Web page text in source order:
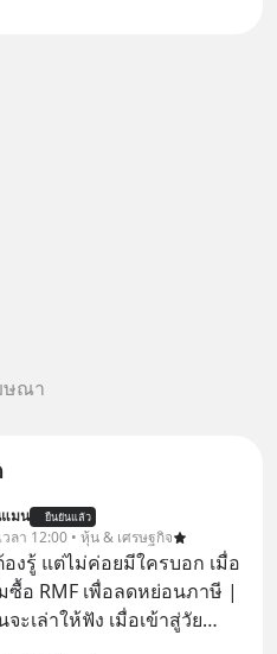
ษณา
มน ยืนยันแล้ว
ลา 12:00 • หุ้น & เศรษฐกิจ
งรู้ แต่ไม่ค่อยมีใครบอก เมื่อ
ซื้อ RMF เพื่อลดหย่อนภาษี |
ะเล่าให้ฟัง เมื่อเข้าสู่วัย